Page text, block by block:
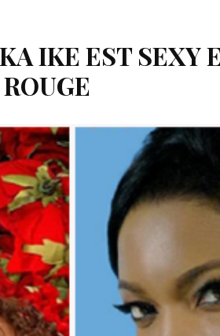
IKE EST SEXY
ROUGE